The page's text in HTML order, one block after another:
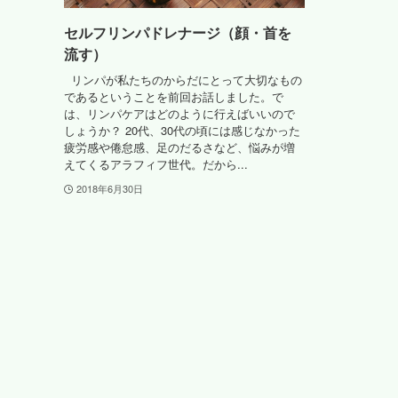
セルフリンパドレナージ（顔・首を
流す）
リンパが私たちのからだにとって大切なもの
であるということを前回お話しました。で
は、リンパケアはどのように行えばいいので
しょうか？ 20代、30代の頃には感じなかった
疲労感や倦怠感、足のだるさなど、悩みが増
えてくるアラフィフ世代。だから...
2018年6月30日